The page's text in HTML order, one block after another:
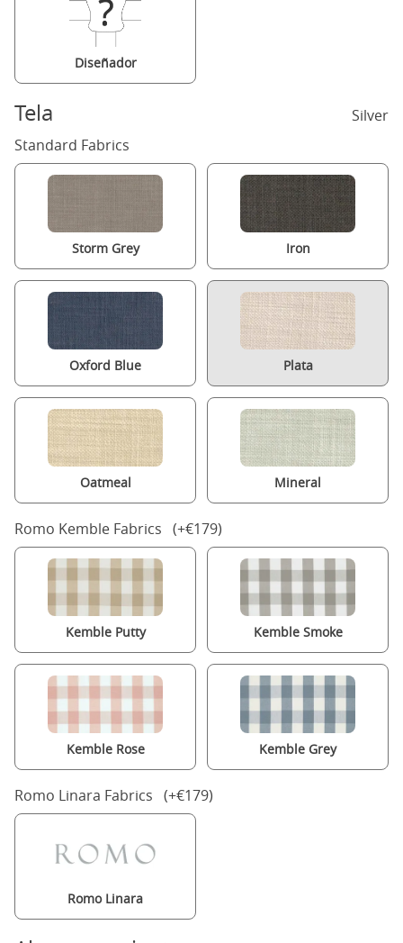
Diseñador
Tela
Silver
Standard Fabrics
Storm Grey Iron
Oxford Blue Plata
Oatmeal Mineral
Romo Kemble Fabrics (+€179)
Kemble Putty Kemble Smoke
Kemble Rose Kemble Grey
Romo Linara Fabrics (+€179)
Romo Linara